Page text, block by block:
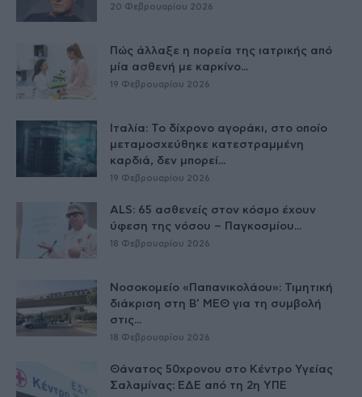
20 Φεβρουαρίου 2026
Πώς άλλαξε η πορεία της ιατρικής από
μία ασθενή με καρκίνο...
19 Φεβρουαρίου 2026
Ιταλία: Το δίχρονο αγοράκι, στο οποίο
μεταμοσχεύθηκε κατεστραμμένη
καρδιά, δεν μπορεί...
19 Φεβρουαρίου 2026
ALS: 65 ασθενείς στον κόσμο έχουν
ύφεση της νόσου – Παγκοσμίου...
18 Φεβρουαρίου 2026
Νοσοκομείο «Παπανικολάου»: Τιμητική
διάκριση στη Β’ ΜΕΘ για τη συμβολή
στις...
18 Φεβρουαρίου 2026
Θάνατος 50χρονου στο Κέντρο Υγείας
Σαλαμίνας: ΕΔΕ από τη 2η ΥΠΕ